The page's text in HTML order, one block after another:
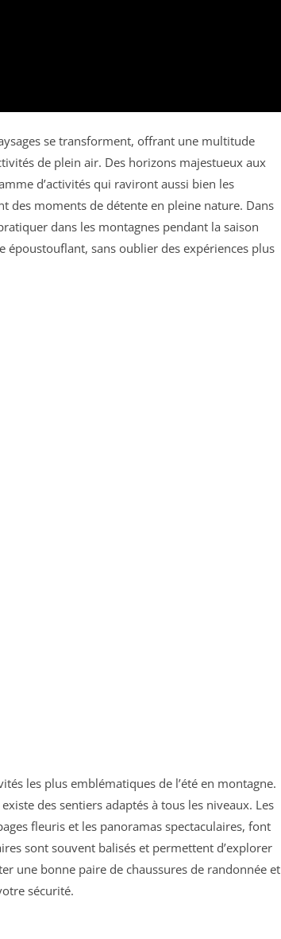
se transforment, offrant une multitude
de plein air. Des horizons majestueux aux
d’activités qui raviront aussi bien les
des moments de détente en pleine nature. Dans
dans les montagnes pendant la saison
époustouflant, sans oublier des expériences plus
les plus emblématiques de l’été en montagne.
des sentiers adaptés à tous les niveaux. Les
fleuris et les panoramas spectaculaires, font
sont souvent balisés et permettent d’explorer
une bonne paire de chaussures de randonnée et
sécurité.